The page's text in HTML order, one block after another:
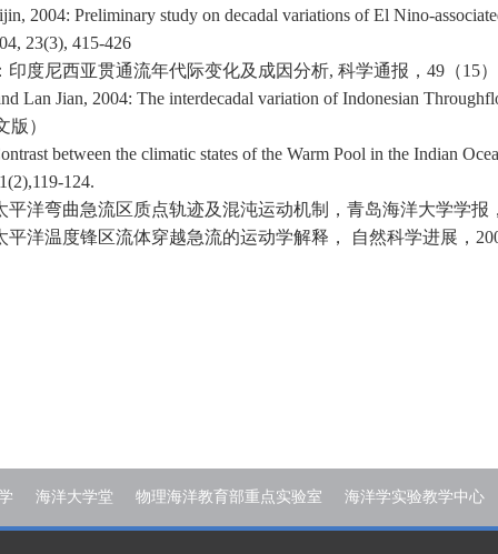
2004: Preliminary study on decadal variations of El Nino-
23(3), 415-426
：印度尼西亚贯通流年代际变化及成因分析, 科学通报， 49 （15
Lan Jian, 2004: The interdecadal variation of Indonesian
版）
between the climatic states of the Warm Pool in the Indian
124.
平洋弯曲急流区质点轨迹及混沌运动机制，青岛海洋大学学报，
平洋温度锋区流体穿越急流的运动学解释， 自然科学进展，
海洋大学堂 物理海洋教育部重点实验室 海洋学实验教学中心